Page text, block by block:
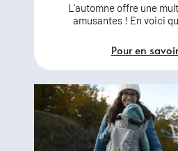
L'automne offre une
amusantes ! En voici
Pour en